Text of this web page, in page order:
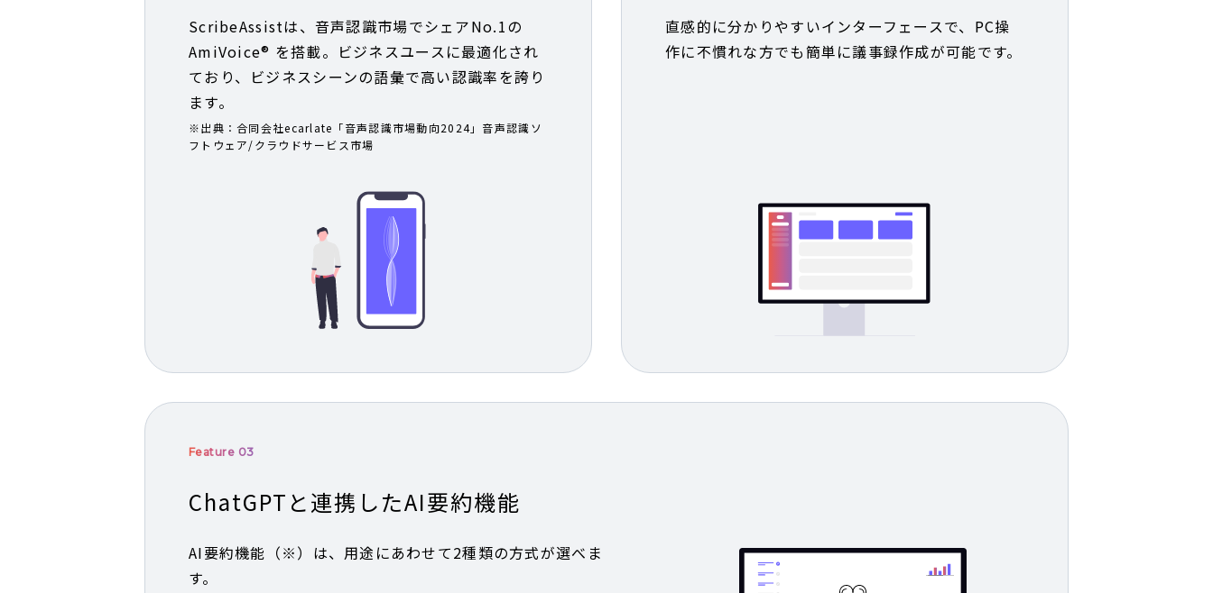
ScribeAssistは、音声認識市場でシェアNo.1の
AmiVoice® を搭載。ビジネスユースに最適化され
ており、ビジネスシーンの語彙で高い認識率を誇り
ます。
※出典：合同会社ecarlate「音声認識市場動向2024」音声認識ソ
フトウェア/クラウドサービス市場
直感的に分かりやすいインターフェースで、PC操
作に不慣れな方でも簡単に議事録作成が可能です。
Feature 03
ChatGPTと連携したAI要約機能
AI要約機能（※）は、用途にあわせて2種類の方式が選べま
す。